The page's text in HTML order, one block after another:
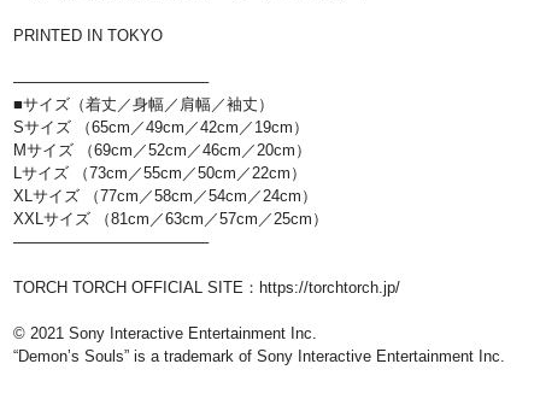
PRINTED IN TOKYO
──────────────────
■サイズ（着丈／身幅／肩幅／袖丈）
Sサイズ （65cm／49cm／42cm／19cm）
Mサイズ （69cm／52cm／46cm／20cm）
Lサイズ （73cm／55cm／50cm／22cm）
XLサイズ （77cm／58cm／54cm／24cm）
XXLサイズ （81cm／63cm／57cm／25cm）
──────────────────
TORCH TORCH OFFICIAL SITE ： https://torchtorch.jp/
© 2021 Sony Interactive Entertainment Inc.
“Demonʼs Souls” is a trademark of Sony Interactive Entertainment Inc.